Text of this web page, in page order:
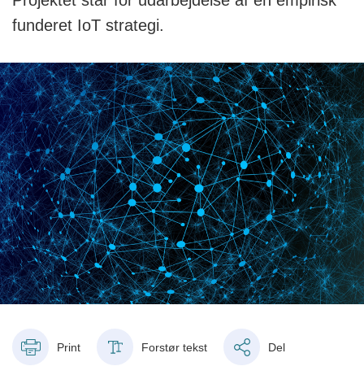
funderet IoT strategi.
Print Forstør tekst Del